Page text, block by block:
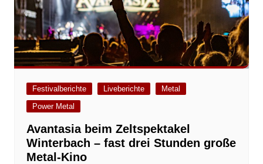
Festivalberichte Liveberichte
Metal
Power Metal
Avantasia beim Zeltspektakel
Winterbach – fast drei Stunden große
Metal-Kino